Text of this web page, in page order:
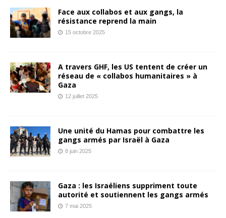
Face aux collabos et aux gangs, la
résistance reprend la main
15 octobre 2025
A travers GHF, les US tentent de créer un
réseau de « collabos humanitaires » à
Gaza
12 juillet 2025
Une unité du Hamas pour combattre les
gangs armés par Israël à Gaza
8 juin 2025
Gaza : les Israéliens suppriment toute
autorité et soutiennent les gangs armés
7 mai 2025